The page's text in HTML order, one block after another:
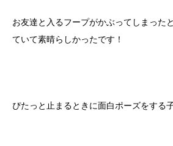
お友達と入るフープがかぶってしまった
ていて素晴らしかったです！
ぴたっと止まるときに面白ポーズをする